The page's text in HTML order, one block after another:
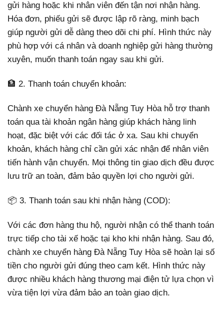
gửi hàng hoặc khi nhân viên đến tận nơi nhận hàng.
Hóa đơn, phiếu gửi sẽ được lập rõ ràng, minh bạch
giúp người gửi dễ dàng theo dõi chi phí. Hình thức này
phù hợp với cá nhân và doanh nghiệp gửi hàng thường
xuyên, muốn thanh toán ngay sau khi gửi.
🏦 2. Thanh toán chuyển khoản:
Chành xe chuyển hàng Đà Nẵng Tuy Hòa hỗ trợ thanh
toán qua tài khoản ngân hàng giúp khách hàng linh
hoạt, đặc biệt với các đối tác ở xa. Sau khi chuyển
khoản, khách hàng chỉ cần gửi xác nhận để nhân viên
tiến hành vận chuyển. Mọi thông tin giao dịch đều được
lưu trữ an toàn, đảm bảo quyền lợi cho người gửi.
📦 3. Thanh toán sau khi nhận hàng (COD):
Với các đơn hàng thu hộ, người nhận có thể thanh toán
trực tiếp cho tài xế hoặc tại kho khi nhận hàng. Sau đó,
chành xe chuyển hàng Đà Nẵng Tuy Hòa sẽ hoàn lại số
tiền cho người gửi đúng theo cam kết. Hình thức này
được nhiều khách hàng thương mại điện tử lựa chọn vì
vừa tiện lợi vừa đảm bảo an toàn giao dịch.